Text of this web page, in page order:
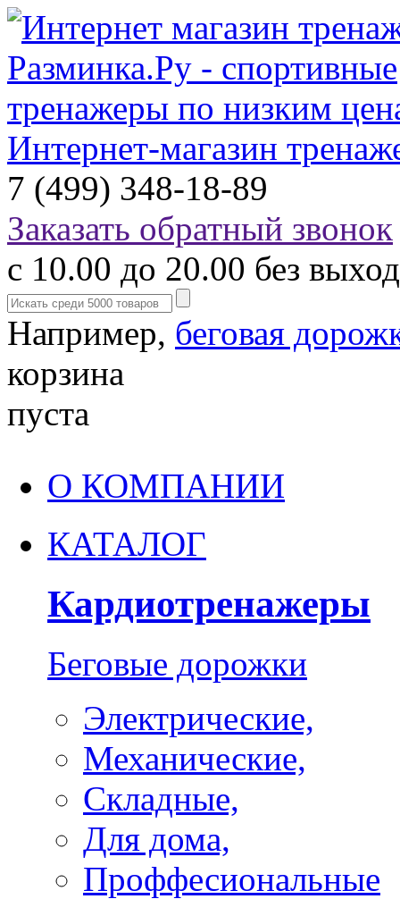
Интернет-магазин
7 (499) 348-18-89
Заказать обратный звонок
с 10.00 до 20.00 без
Например, беговая
корзина
пуста
О КОМПАНИИ
КАТАЛОГ
Кардиотренажеры
Беговые дорожки
Электрические,
Механические,
Складные,
Для дома,
Проффесиональные